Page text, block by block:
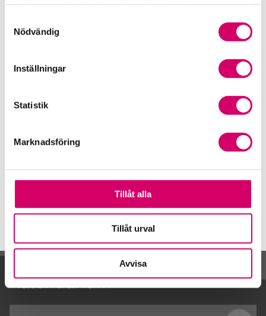
Nödvändig
Inställningar
Statistik
Marknadsföring
Tillåt alla
Tillåt urval
Avvisa
Samverkan med myndigheter och organisationer
Srf Fokusrapport 2024 – insikter för hållbart
Öppet brev till Myndigheten för yrkeshögskolan
Framtidsutsikter i lönebranschen
Kalendarium